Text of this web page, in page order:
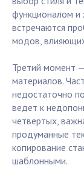
функционалом
встречаются
модов,
Третий момент
материалов.
недостаточно
ведет к
четвертых,
продуманные
копирование
шаблонными.